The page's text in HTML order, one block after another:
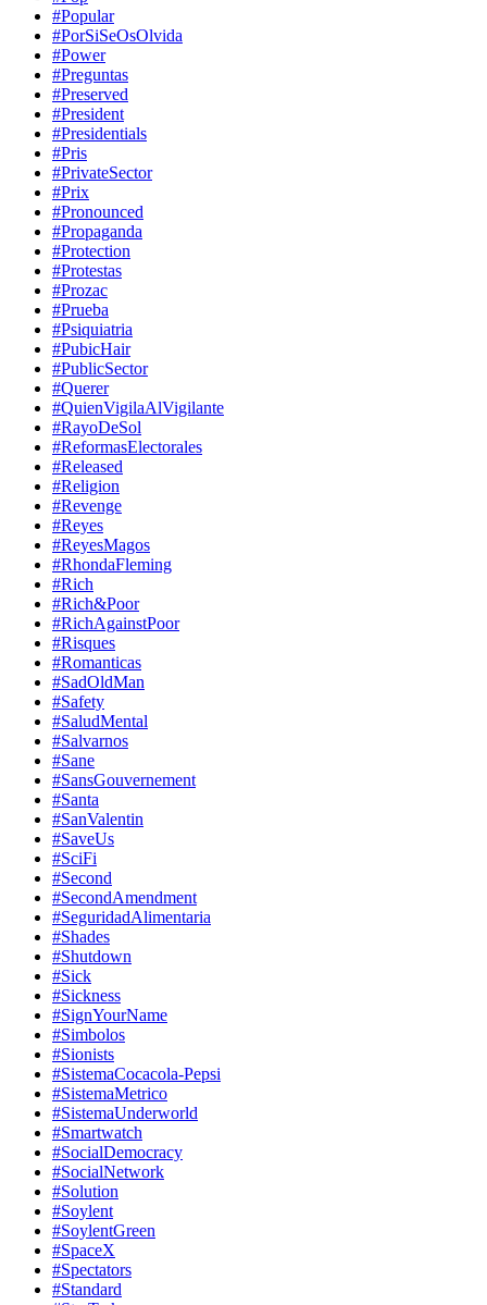
#Popular
#PorSiSeOsOlvida
#Power
#Preguntas
#Preserved
#President
#Presidentials
#Pris
#PrivateSector
#Prix
#Pronounced
#Propaganda
#Protection
#Protestas
#Prozac
#Prueba
#Psiquiatria
#PubicHair
#PublicSector
#Querer
#QuienVigilaAlVigilante
#RayoDeSol
#ReformasElectorales
#Released
#Religion
#Revenge
#Reyes
#ReyesMagos
#RhondaFleming
#Rich
#Rich&Poor
#RichAgainstPoor
#Risques
#Romanticas
#SadOldMan
#Safety
#SaludMental
#Salvarnos
#Sane
#SansGouvernement
#Santa
#SanValentin
#SaveUs
#SciFi
#Second
#SecondAmendment
#SeguridadAlimentaria
#Shades
#Shutdown
#Sick
#Sickness
#SignYourName
#Simbolos
#Sionists
#SistemaCocacola-Pepsi
#SistemaMetrico
#SistemaUnderworld
#Smartwatch
#SocialDemocracy
#SocialNetwork
#Solution
#Soylent
#SoylentGreen
#SpaceX
#Spectators
#Standard